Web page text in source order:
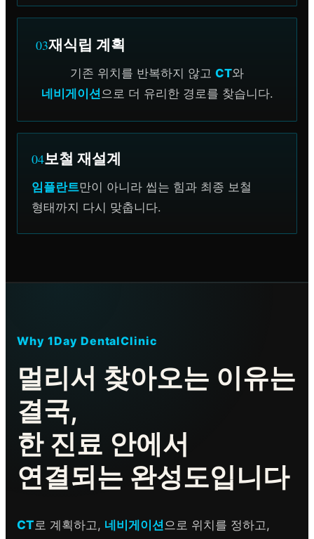
03재식립 계획
기존 위치를 반복하지 않고 CT와
네비게이션으로 더 유리한 경로를 찾습니다.
04보철 재설계
임플란트만이 아니라 씹는 힘과 최종 보철
형태까지 다시 맞춥니다.
Why 1Day DentalClinic
멀리서 찾아오는 이유는
결국,
한 진료 안에서
연결되는 완성도입니다
CT로 계획하고, 네비게이션으로 위치를 정하고,